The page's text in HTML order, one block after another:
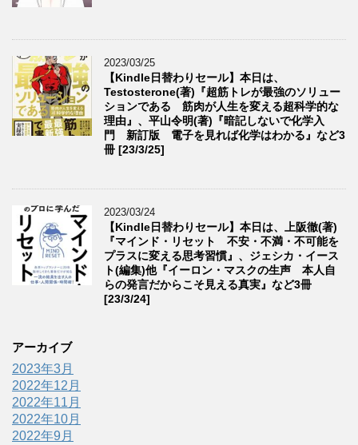
2023/03/25
【Kindle日替わりセール】本日は、
Testosterone(著)『超筋トレが最強のソリュー
ションである 筋肉が人生を変える超科学的な
理由』、平山令明(著)『暗記しないで化学入
門 新訂版 電子を見れば化学はわかる』など3
冊 [23/3/25]
2023/03/24
【Kindle日替わりセール】本日は、上阪徹(著)
『マインド・リセット 不安・不満・不可能を
プラスに変える思考習慣』、ジェシカ・イース
ト(編集)他『イーロン・マスクの生声 本人自
らの発言だからこそ見える真実』など3冊
[23/3/24]
アーカイブ
2023年3月
2022年12月
2022年11月
2022年10月
2022年9月